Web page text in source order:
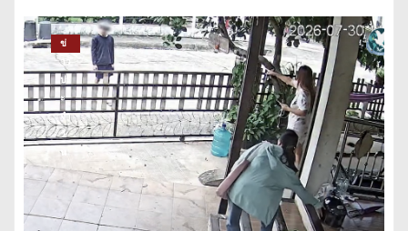
ข่
าว
ปร
ะ
จำ
วั
น